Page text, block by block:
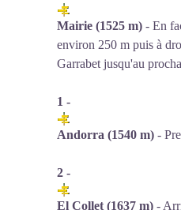
Mairie (1525 m) - En
environ 250 m puis à
Garrabet jusqu'au
1 -
Andorra (1540 m) -
2 -
El Collet (1637 m) -